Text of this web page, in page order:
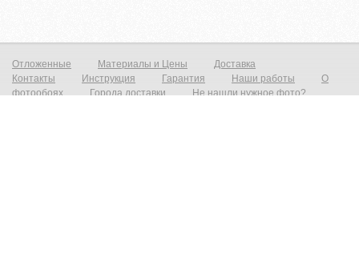
Отложенные Материалы и Цены
Доставка
Контакты
Инструкция Гарантия Наши работы
О
фотообоях
Города доставки
Не нашли нужное фото?